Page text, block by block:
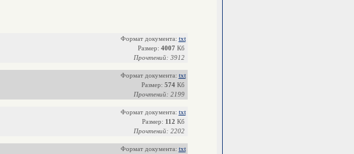
Формат документа: txt
Размер: 4007Кб
Прочтений: 3912
Формат документа: txt
Размер: 574Кб
Прочтений: 2199
Формат документа: txt
Размер: 112 Кб
Прочтений: 2202
Формат документа: txt